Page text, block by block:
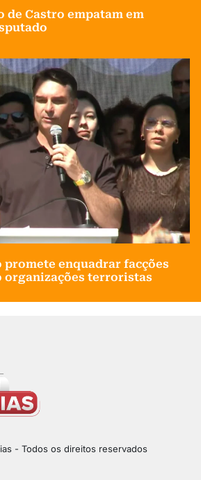
de Castro empatam em
enquadrar facções
organizações terroristas
- Todos os direitos reservados